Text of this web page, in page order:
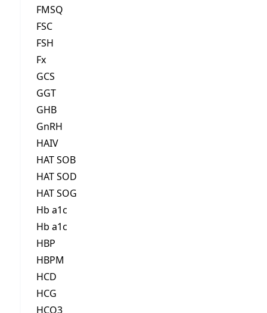
FMSQ
FSC
FSH
Fx
GCS
GGT
GHB
GnRH
HAIV
HAT SOB
HAT SOD
HAT SOG
Hb a1c
Hb a1c
HBP
HBPM
HCD
HCG
HCO3